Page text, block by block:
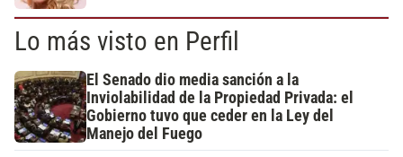
Lo más visto en Perfil
El Senado dio media sanción a la
Inviolabilidad de la Propiedad Privada: el
Gobierno tuvo que ceder en la Ley del
Manejo del Fuego